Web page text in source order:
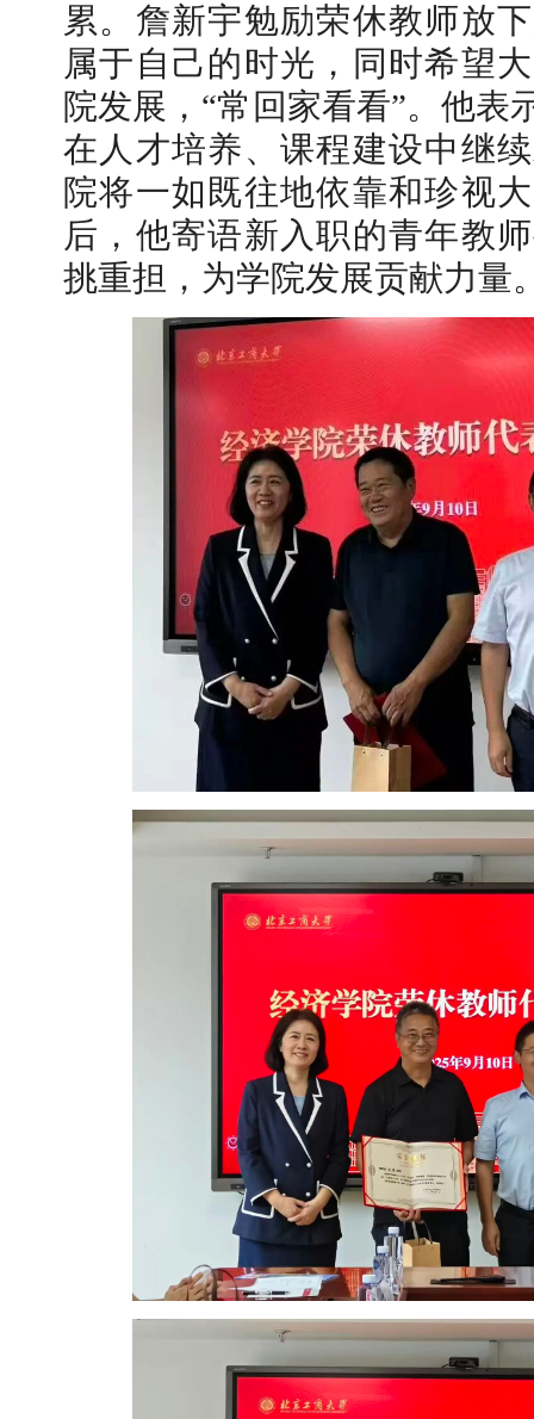
累。 詹新宇勉励荣休教师放
属于自己的时光，同时希望
院发展，“常回家看看”。他表
在人才培养、课程建设中继
院将一如既往地依靠和珍视
后，他寄语新入职的青年教
挑重担，为学院发展贡献力量